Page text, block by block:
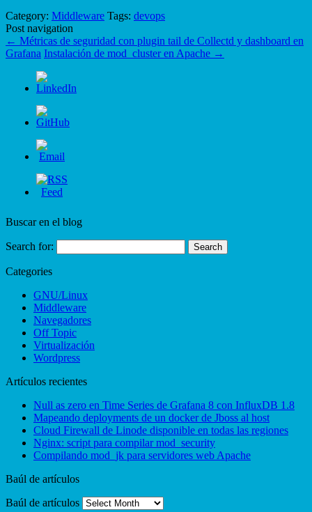
Category: Middleware Tags: devops
Post navigation
← Métricas de seguridad con plugin tail de Collectd y dashboard en
Grafana Instalación de mod_cluster en Apache →
Buscar en el blog
Search for:
Categories
GNU/Linux
Middleware
Navegadores
Off Topic
Virtualización
Wordpress
Artículos recientes
Null as zero en Time Series de Grafana 8 con InfluxDB 1.8
Mapeando deployments de un docker de Jboss al host
Cloud Firewall de Linode disponible en todas las regiones
Nginx: script para compilar mod_security
Compilando mod_jk para servidores web Apache
Baúl de artículos
Baúl de artículos